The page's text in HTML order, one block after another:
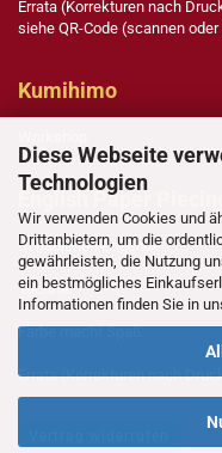
Diese Webseite
Technologien
Wir verwenden Cookies und
Drittanbietern, um die
gewährleisten, die Nutzung
ein bestmögliches
Informationen finden Sie in
Errata (Korrekturen nach
siehe QR-Code (scannen
Kumihimo
English Paper Piecing
Schablonen-Legende
Technik
Farbe macht Spaß
Errata (Korrekturen nach